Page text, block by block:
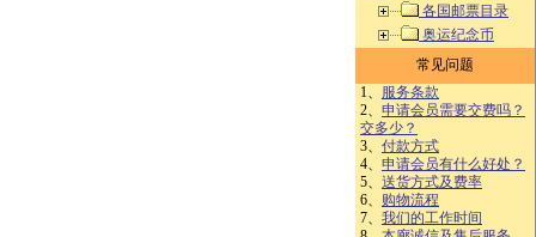
各国邮票目录
奥运纪念币
常见问题
1、 服务条款
2、 申请会员需要交费吗？
交多少？
3、 付款方式
4、 申请会员有什么好处？
5、 送货方式及费率
6、 购物流程
7、 我们的工作时间